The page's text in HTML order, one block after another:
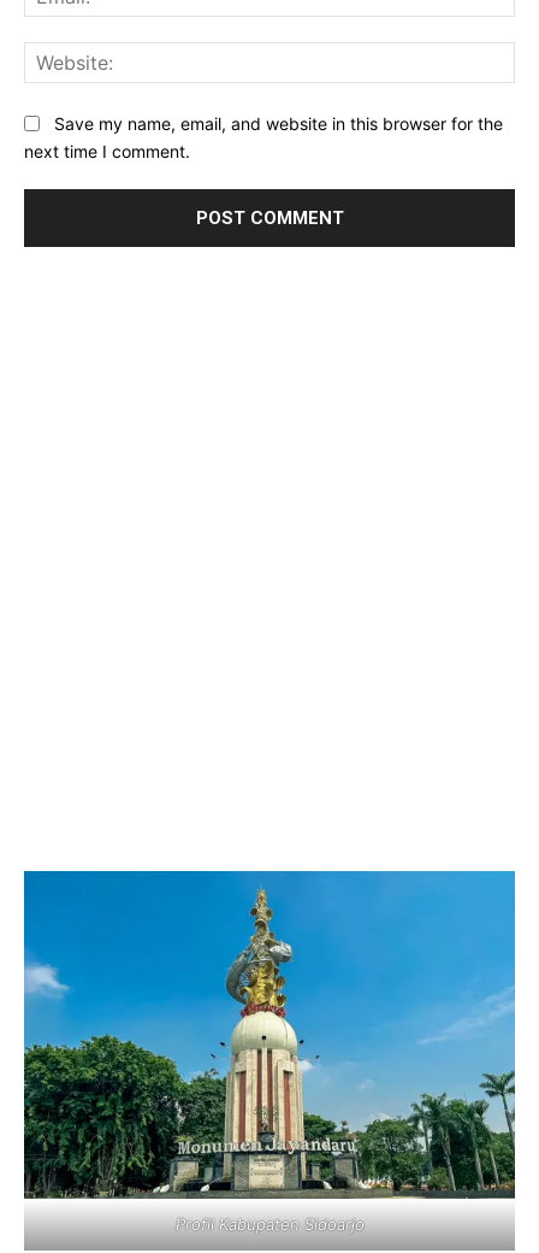
Save my name, email, and website in this browser for the
next time I comment.
Profil Kabupaten Sidoarjo